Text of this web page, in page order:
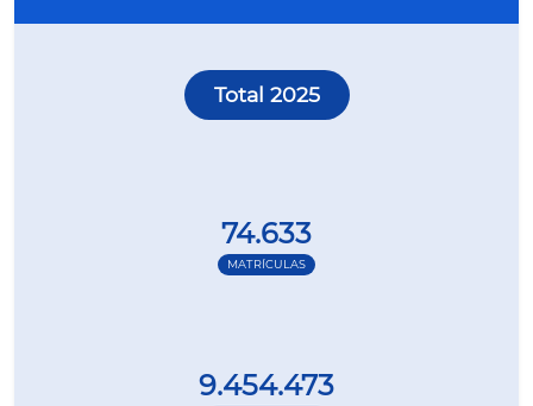
Total 2025
74.633
MATRÍCULAS
9.454.473